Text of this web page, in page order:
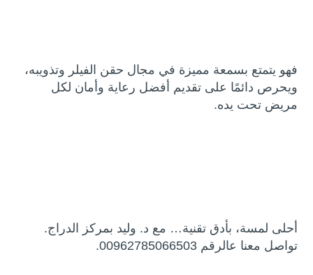
فهو يتمتع بسمعة مميزة في مجال حقن الفيلر وتذويبه،
ويحرص دائمًا على تقديم أفضل رعاية وأمان لكل
مريض تحت يده.
أحلى لمسة، بأدق تقنية… مع د. وليد بمركز الدراج.
تواصل معنا عالرقم 00962785066503.